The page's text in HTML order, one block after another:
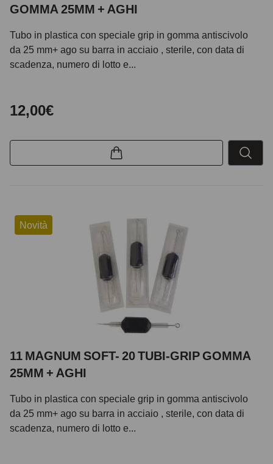
GOMMA 25MM + AGHI
Tubo in plastica con speciale grip in gomma antiscivolo
da 25 mm+ ago su barra in acciaio , sterile, con data di
scadenza, numero di lotto e...
12,00€
Novità
11 MAGNUM SOFT- 20 TUBI-GRIP GOMMA
25MM + AGHI
Tubo in plastica con speciale grip in gomma antiscivolo
da 25 mm+ ago su barra in acciaio , sterile, con data di
scadenza, numero di lotto e...